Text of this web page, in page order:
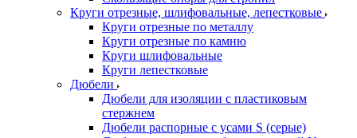
Круги отрезные, шлифовальные, лепестковые
Круги отрезные по металлу
Круги отрезные по камню
Круги шлифовальные
Круги лепестковые
Дюбели
Дюбели для изоляции с пластиковым
стержнем
Дюбели распорные с усами S (серые)